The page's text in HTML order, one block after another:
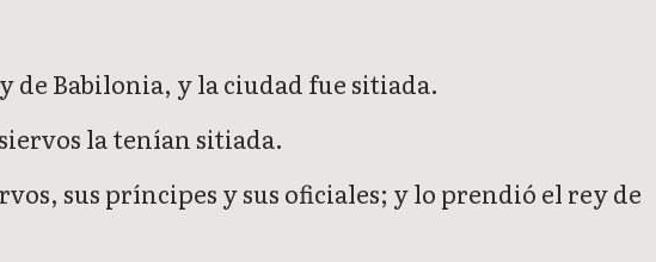
de Babilonia, y la ciudad fue sitiada.
la tenían sitiada.
sus príncipes y sus oficiales; y lo prendió el rey de